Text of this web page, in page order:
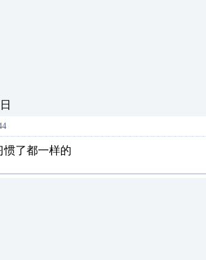
惯了都一样的